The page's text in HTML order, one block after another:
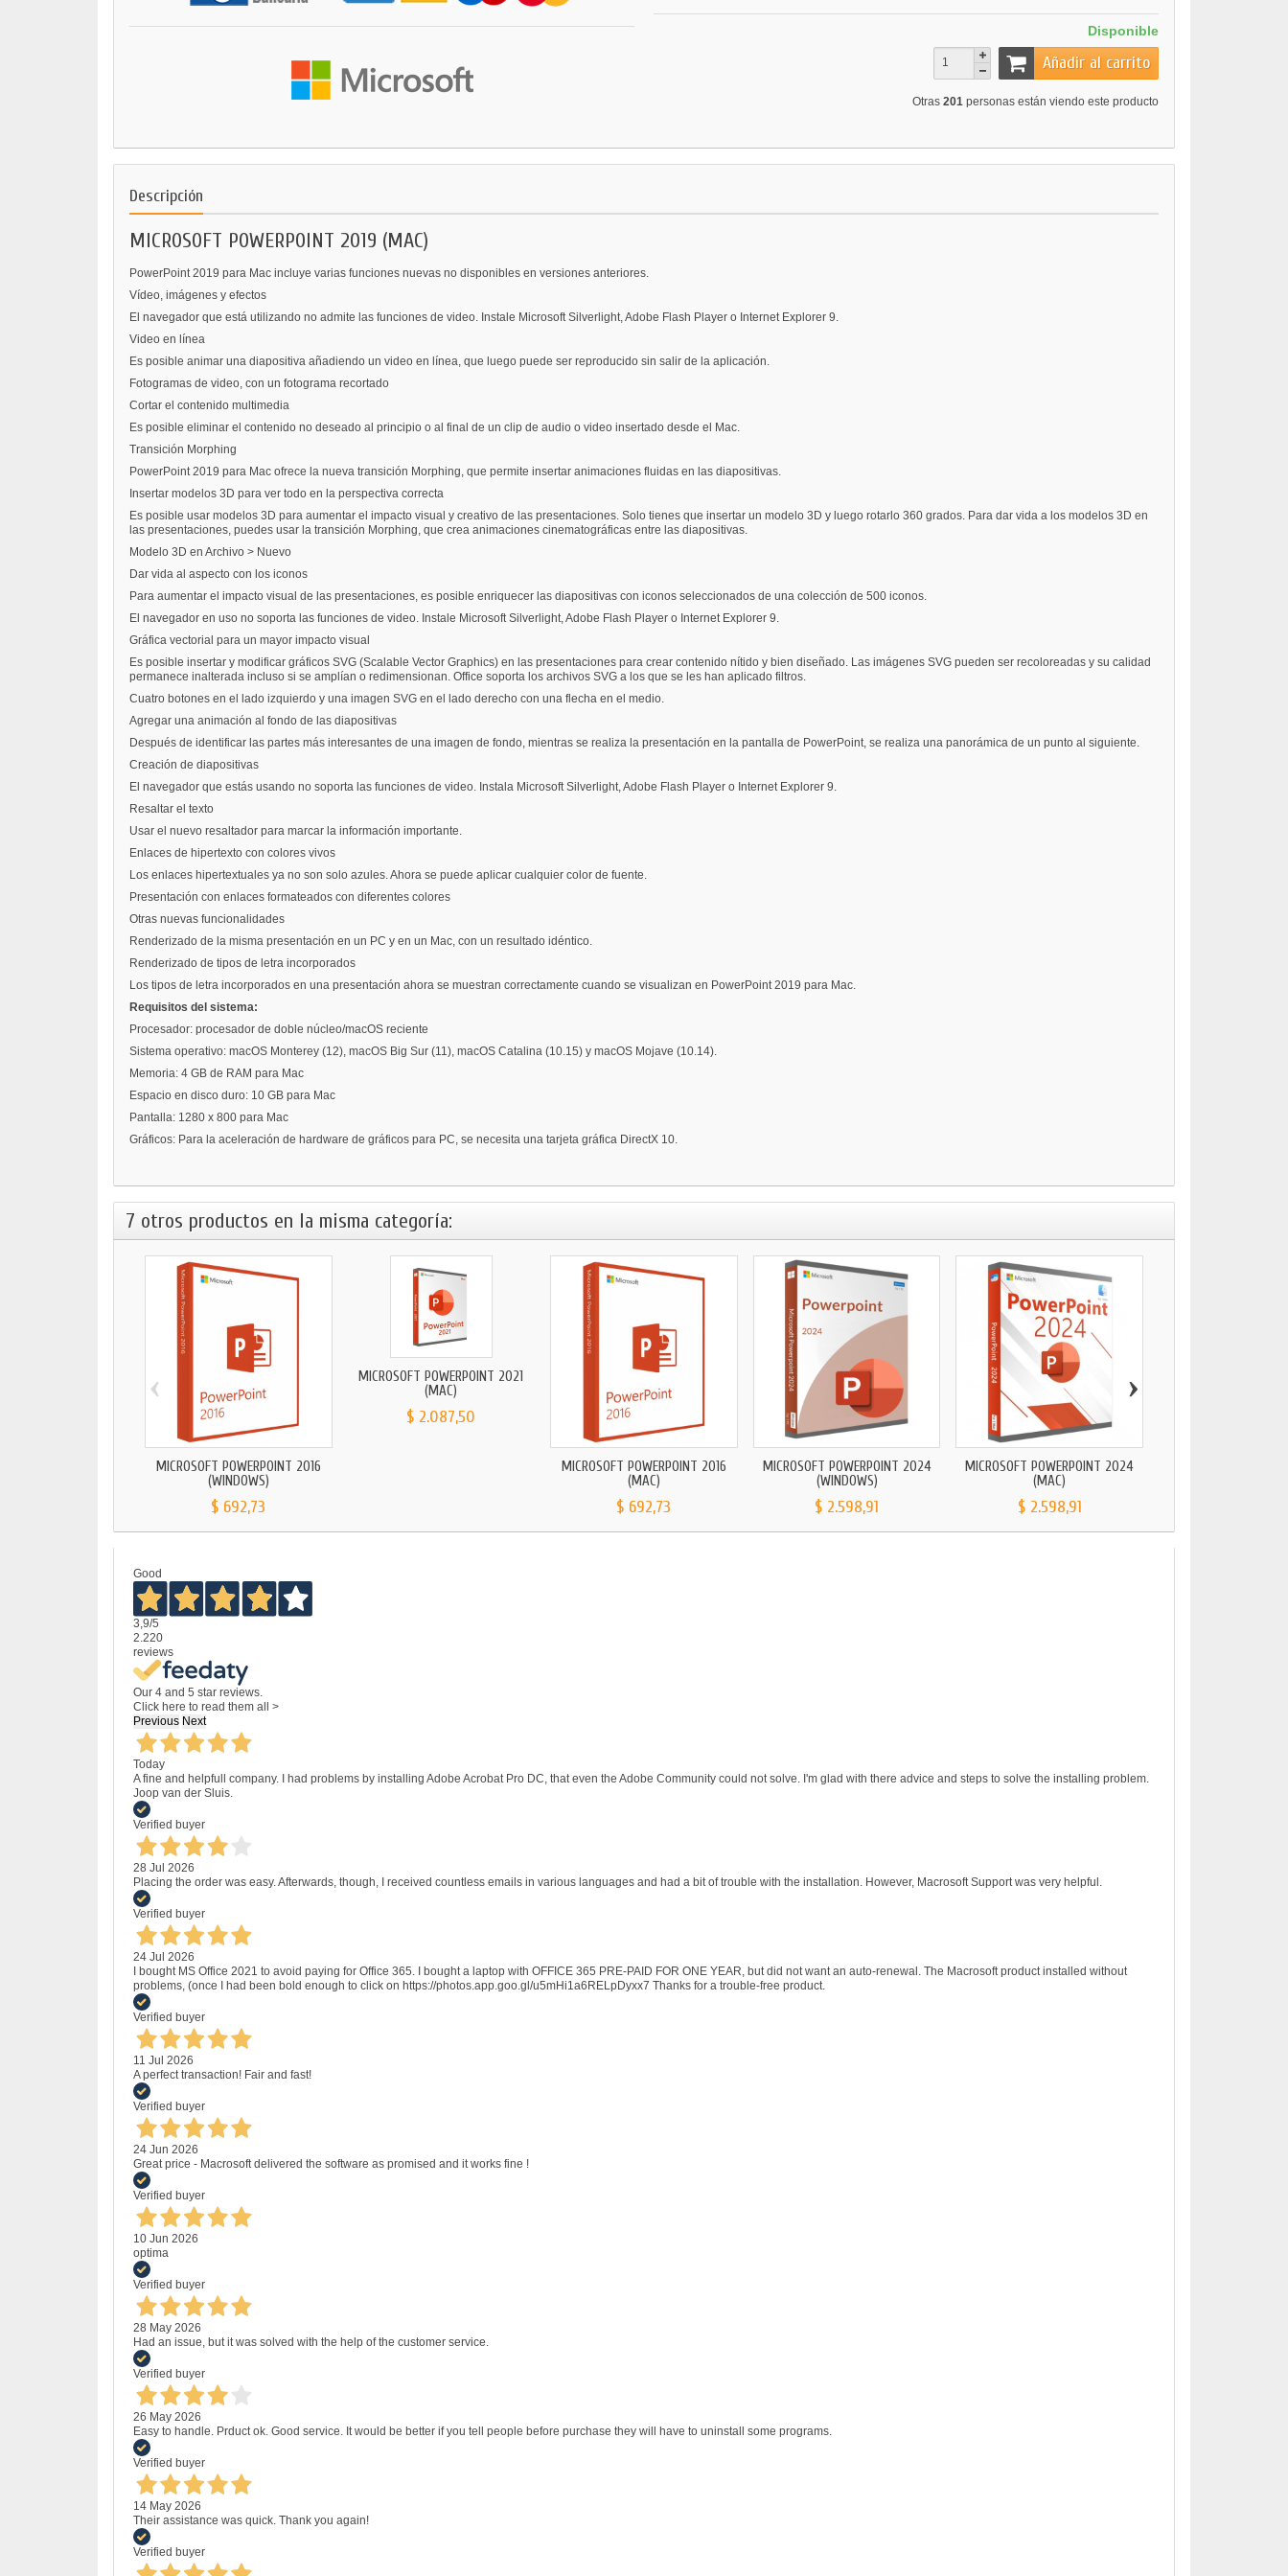
Disponible
Añadir al carrito
Otras 201 personas están viendo este producto
Descripción
MICROSOFT POWERPOINT 2019 (MAC)
PowerPoint 2019 para Mac incluye varias funciones nuevas no disponibles en versiones anteriores.
Vídeo, imágenes y efectos
El navegador que está utilizando no admite las funciones de video. Instale Microsoft Silverlight, Adobe Flash Player o Internet Explorer 9.
Video en línea
Es posible animar una diapositiva añadiendo un video en línea, que luego puede ser reproducido sin salir de la aplicación.
Fotogramas de video, con un fotograma recortado
Cortar el contenido multimedia
Es posible eliminar el contenido no deseado al principio o al final de un clip de audio o video insertado desde el Mac.
Transición Morphing
PowerPoint 2019 para Mac ofrece la nueva transición Morphing, que permite insertar animaciones fluidas en las diapositivas.
Insertar modelos 3D para ver todo en la perspectiva correcta
Es posible usar modelos 3D para aumentar el impacto visual y creativo de las presentaciones. Solo tienes que insertar un modelo 3D y luego rotarlo 360 grados. Para dar vida a los modelos 3D en
las presentaciones, puedes usar la transición Morphing, que crea animaciones cinematográficas entre las diapositivas.
Modelo 3D en Archivo > Nuevo
Dar vida al aspecto con los iconos
Para aumentar el impacto visual de las presentaciones, es posible enriquecer las diapositivas con iconos seleccionados de una colección de 500 iconos.
El navegador en uso no soporta las funciones de video. Instale Microsoft Silverlight, Adobe Flash Player o Internet Explorer 9.
Gráfica vectorial para un mayor impacto visual
Es posible insertar y modificar gráficos SVG (Scalable Vector Graphics) en las presentaciones para crear contenido nítido y bien diseñado. Las imágenes SVG pueden ser recoloreadas y su calidad
permanece inalterada incluso si se amplían o redimensionan. Office soporta los archivos SVG a los que se les han aplicado filtros.
Cuatro botones en el lado izquierdo y una imagen SVG en el lado derecho con una flecha en el medio.
Agregar una animación al fondo de las diapositivas
Después de identificar las partes más interesantes de una imagen de fondo, mientras se realiza la presentación en la pantalla de PowerPoint, se realiza una panorámica de un punto al siguiente.
Creación de diapositivas
El navegador que estás usando no soporta las funciones de video. Instala Microsoft Silverlight, Adobe Flash Player o Internet Explorer 9.
Resaltar el texto
Usar el nuevo resaltador para marcar la información importante.
Enlaces de hipertexto con colores vivos
Los enlaces hipertextuales ya no son solo azules. Ahora se puede aplicar cualquier color de fuente.
Presentación con enlaces formateados con diferentes colores
Otras nuevas funcionalidades
Renderizado de la misma presentación en un PC y en un Mac, con un resultado idéntico.
Renderizado de tipos de letra incorporados
Los tipos de letra incorporados en una presentación ahora se muestran correctamente cuando se visualizan en PowerPoint 2019 para Mac.
Requisitos del sistema:
Procesador: procesador de doble núcleo/macOS reciente
Sistema operativo: macOS Monterey (12), macOS Big Sur (11), macOS Catalina (10.15) y macOS Mojave (10.14).
Memoria: 4 GB de RAM para Mac
Espacio en disco duro: 10 GB para Mac
Pantalla: 1280 x 800 para Mac
Gráficos: Para la aceleración de hardware de gráficos para PC, se necesita una tarjeta gráfica DirectX 10.
7 otros productos en la misma categoría:
MICROSOFT POWERPOINT 2016
(WINDOWS)
$ 692,73
MICROSOFT POWERPOINT 2021
(MAC)
$ 2.087,50
MICROSOFT POWERPOINT 2016
(MAC)
$ 692,73
MICROSOFT POWERPOINT 2024
(WINDOWS)
$ 2.598,91
MICROSOFT POWERPOINT 2024
(MAC)
$ 2.598,91
‹ ›
Good
3,9/5
2.220
reviews
Our 4 and 5 star reviews.
Click here to read them all >
Previous Next
Today
A fine and helpfull company. I had problems by installing Adobe Acrobat Pro DC, that even the Adobe Community could not solve. I'm glad with there advice and steps to solve the installing problem.
Joop van der Sluis.
Verified buyer
28 Jul 2026
Placing the order was easy. Afterwards, though, I received countless emails in various languages and had a bit of trouble with the installation. However, Macrosoft Support was very helpful.
Verified buyer
24 Jul 2026
I bought MS Office 2021 to avoid paying for Office 365. I bought a laptop with OFFICE 365 PRE-PAID FOR ONE YEAR, but did not want an auto-renewal. The Macrosoft product installed without
problems, (once I had been bold enough to click on https://photos.app.goo.gl/u5mHi1a6RELpDyxx7 Thanks for a trouble-free product.
Verified buyer
11 Jul 2026
A perfect transaction! Fair and fast!
Verified buyer
24 Jun 2026
Great price - Macrosoft delivered the software as promised and it works fine !
Verified buyer
10 Jun 2026
optima
Verified buyer
28 May 2026
Had an issue, but it was solved with the help of the customer service.
Verified buyer
26 May 2026
Easy to handle. Prduct ok. Good service. It would be better if you tell people before purchase they will have to uninstall some programs.
Verified buyer
14 May 2026
Their assistance was quick. Thank you again!
Verified buyer